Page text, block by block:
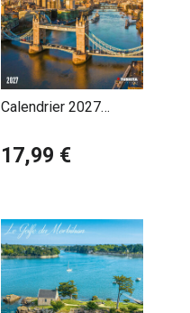
Calendrier 2027
Londres
17,99 €